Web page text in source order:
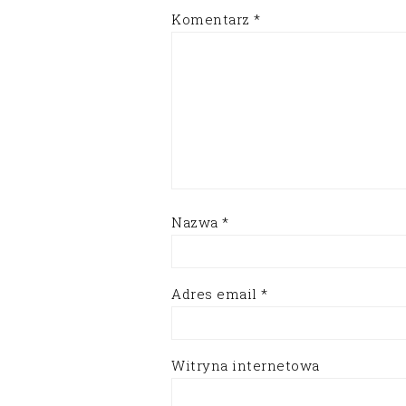
Komentarz *
Nazwa *
Adres email *
Witryna internetowa